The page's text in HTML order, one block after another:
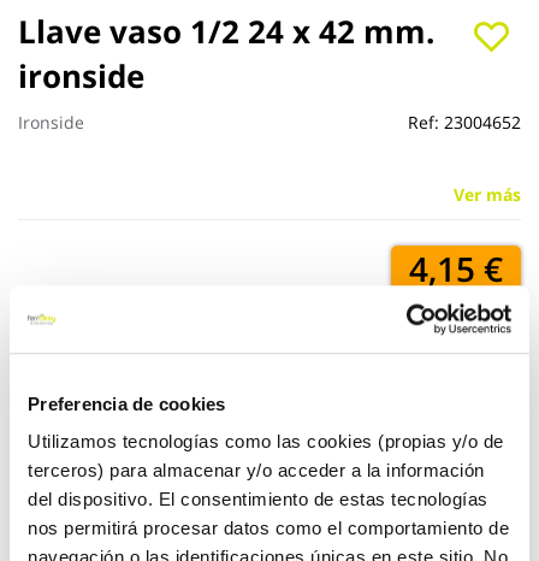
Preferencia de cookies
Utilizamos tecnologías como las cookies (propias y/o de
terceros) para almacenar y/o acceder a la información
del dispositivo. El consentimiento de estas tecnologías
nos permitirá procesar datos como el comportamiento de
Llave vaso 1/2 24 x 42 mm.
ironside
Ironside Ref: 23004652
Ver más
4,15 €
Añadir al carrito
Click&Collect - Recogida gratis
en nuestras tiendas
Envío a domicilio:
5 días hábiles
Saltar
al
comienzo
de
la